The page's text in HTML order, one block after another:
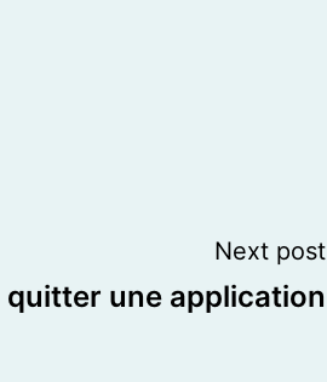
Next post
quitter une application